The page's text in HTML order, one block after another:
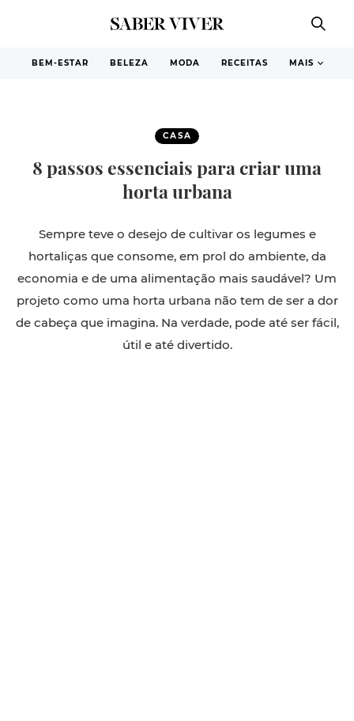
BEM-ESTAR BELEZA MODA RECEITAS MAIS
CASA
8 passos essenciais para criar uma
horta urbana
Sempre teve o desejo de cultivar os legumes e
hortaliças que consome, em prol do ambiente, da
economia e de uma alimentação mais saudável? Um
projeto como uma horta urbana não tem de ser a dor
de cabeça que imagina. Na verdade, pode até ser fácil,
útil e até divertido.